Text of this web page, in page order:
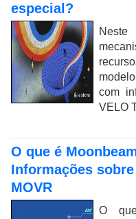
especial?
com
VELO
O que é
Informações
MOVR
O